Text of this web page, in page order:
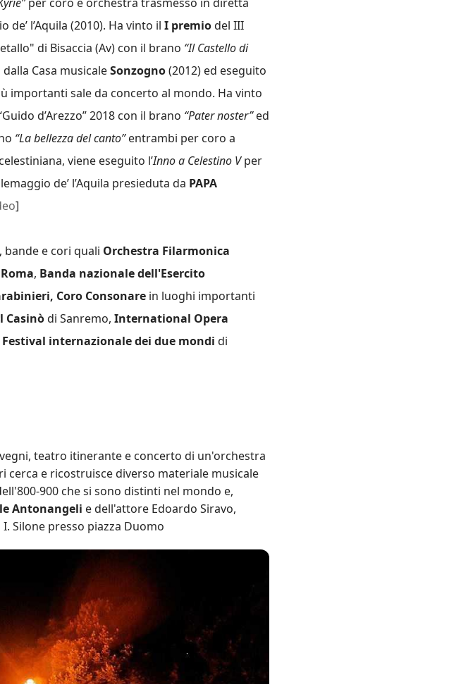
de’ l’Aquila (2010). Ha vinto il I premiodel III
di Bisaccia (Av) con il brano “Il Castello di
Casa musicaleSonzogno(2012) ed eseguito
importanti sale da concerto al mondo. Ha vinto
Guido d’Arezzo” 2018 con il brano “Pater noster”ed
“La bellezza del canto”entrambi per coro a
viene eseguito l’Inno a Celestino Vper
de’ l’Aquila presieduta da PAPA
]
bande e cori quali Orchestra Filarmonica
, Banda nazionale dell'Esercito
Coro Consonare in luoghi importanti
Casinòdi Sanremo, International Opera
Festival internazionale dei due mondi di
teatro itinerante e concerto di un'orchestra
cerca e ricostruisce diverso materiale musicale
900 che si sono distinti nel mondo e,
Antonangeli e dell'attore Edoardo Siravo,
Silone presso piazza Duomo